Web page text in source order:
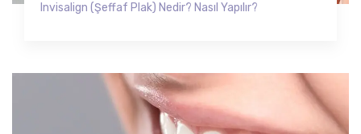
Invisalign (Şeffaf Plak) Nedir? Nasıl Yapılır?